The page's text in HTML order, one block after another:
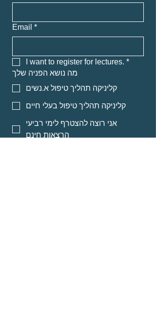
Email *
I want to register for lectures. *
מה נושא הפניה שלך
קליניקה תהליך טיפול א.נשים
קליניקה תהליך טיפול בעלי חיים
אני רוצה להצטרף לימי רביעי
הרצאות חינם